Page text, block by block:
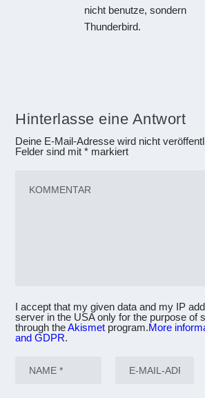
nicht benutze, sondern
Thunderbird.
Hinterlasse eine Antwort
Deine E-Mail-Adresse wird nicht
Felder sind mit* markiert
I accept that my given data and my IP
server in the USA only for the purpose of
through theAkismet program.More
and GDPR.